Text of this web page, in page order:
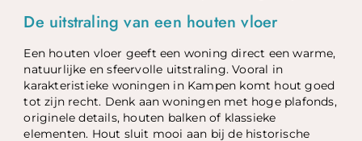
De uitstraling van een houten vloer
Een houten vloer geeft een woning direct een warme,
natuurlijke en sfeervolle uitstraling. Vooral in
karakteristieke woningen in Kampen komt hout goed
tot zijn recht. Denk aan woningen met hoge plafonds,
originele details, houten balken of klassieke
elementen. Hout sluit mooi aan bij de historische